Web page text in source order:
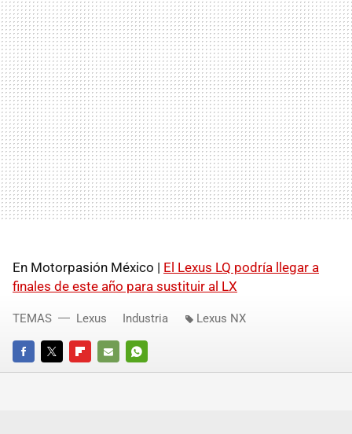
En Motorpasión México | El Lexus LQ podría llegar a
finales de este año para sustituir al LX
FACEBOOKTWITTERFLIPBOARD
E-
WHATSAPP
TEMAS Lexus Industria Lexus NX